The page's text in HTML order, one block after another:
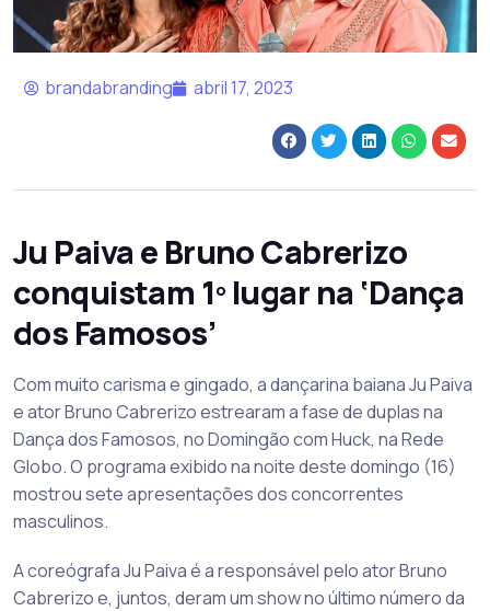
brandabranding abril 17, 2023
Ju Paiva e Bruno Cabrerizo
conquistam 1º lugar na ‘Dança
dos Famosos’
Com muito carisma e gingado, a dançarina baiana Ju Paiva
e ator Bruno Cabrerizo estrearam a fase de duplas na
Dança dos Famosos, no Domingão com Huck, na Rede
Globo. O programa exibido na noite deste domingo (16)
mostrou sete apresentações dos concorrentes
masculinos.
A coreógrafa Ju Paiva é a responsável pelo ator Bruno
Cabrerizo e, juntos, deram um show no último número da